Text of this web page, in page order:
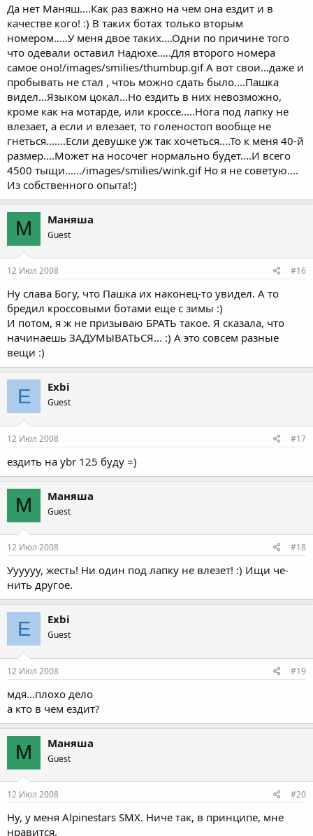
Да нет Маняш....Как раз важно на чем она ездит и в
качестве кого! :) В таких ботах только вторым
номером.....У меня двое таких....Одни по причине того
что одевали оставил Надюхе.....Для второго номера
самое оно!/images/smilies/thumbup.gif А вот свои...даже и
пробывать не стал , чтоь можно сдать было....Пашка
видел...Языком цокал...Но ездить в них невозможно,
кроме как на мотарде, или кроссе.....Нога под лапку не
влезает, а если и влезает, то голеностоп вообще не
гнеться.......Если девушке уж так хочеться....То к меня 40-й
размер....Может на носочег нормально будет....И всего
4500 тыщи....../images/smilies/wink.gif Но я не советую....
Из собственного опыта!:)
М Маняша
Guest
12 Июл 2008 #16
Ну слава Богу, что Пашка их наконец-то увидел. А то
бредил кроссовыми ботами еще с зимы :)
И потом, я ж не призываю БРАТЬ такое. Я сказала, что
начинаешь ЗАДУМЫВАТЬСЯ... :) А это совсем разные
вещи :)
E Exbi
Guest
12 Июл 2008 #17
ездить на ybr 125 буду =)
М Маняша
Guest
12 Июл 2008 #18
Уууууу, жесть! Ни один под лапку не влезет! :) Ищи че-
нить другое.
E Exbi
Guest
12 Июл 2008 #19
мдя...плохо дело
а кто в чем ездит?
М Маняша
Guest
12 Июл 2008 #20
Ну, у меня Alpinestars SMX. Ниче так, в принципе, мне
нравится.